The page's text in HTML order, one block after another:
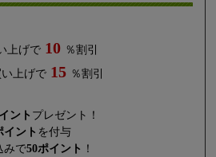
上げで 10 ％割引
上げで 15 ％割引
ント プレゼント！
イント を付与
みで50ポイント ！